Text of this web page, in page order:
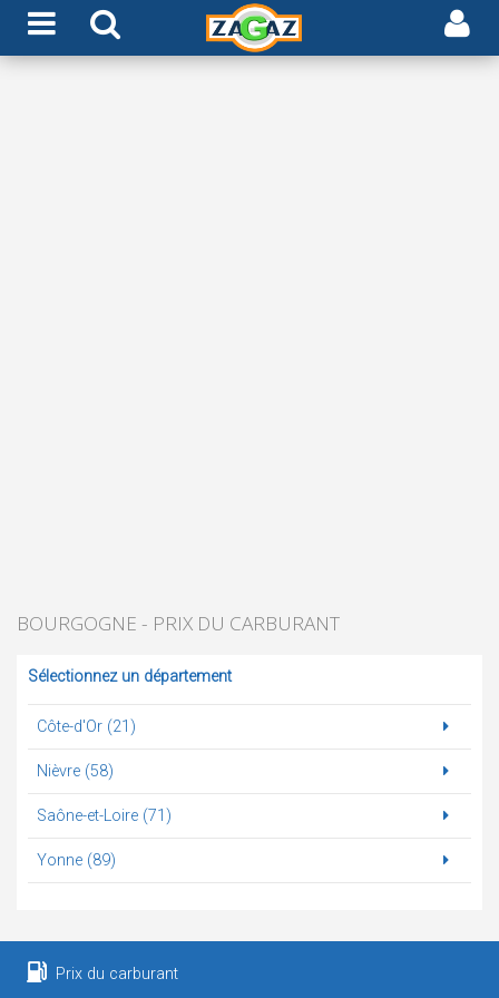
BOURGOGNE - PRIX DU CARBURANT
Sélectionnez un département
Côte-d'Or (21)
Nièvre (58)
Saône-et-Loire (71)
Yonne (89)
Prix du carburant